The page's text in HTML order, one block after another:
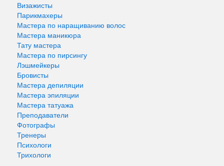
Визажисты
Парикмахеры
Мастера по наращиванию волос
Мастера маникюра
Тату мастера
Мастера по пирсингу
Лэшмейкеры
Бровисты
Мастера депиляции
Мастера эпиляции
Мастера татуажа
Преподаватели
Фотографы
Тренеры
Психологи
Трихологи